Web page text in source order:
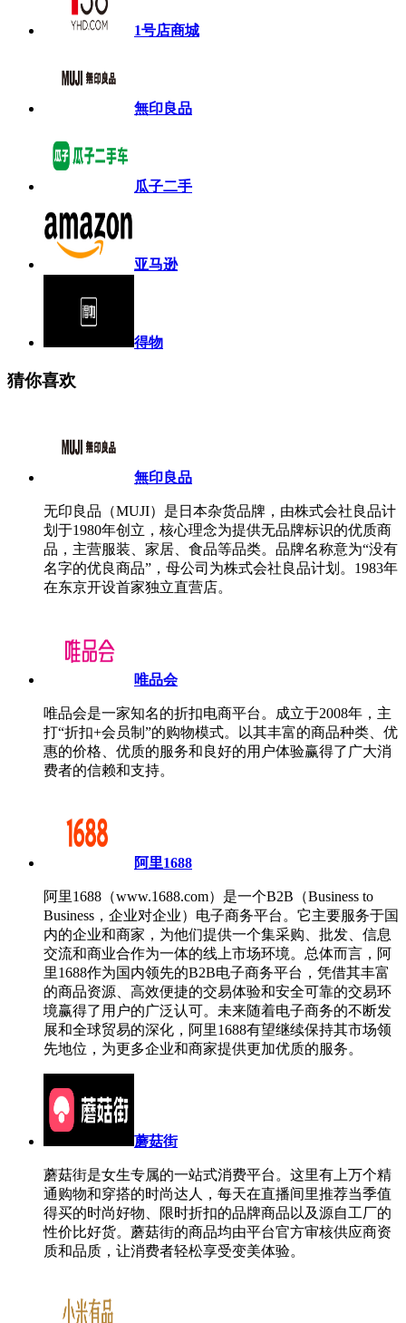
1号店商城
無印良品
瓜子二手
亚马逊
得物
猜你喜欢
無印良品
无印良品（MUJI）是日本杂货品牌，由株式会社良品计
划于1980年创立，核心理念为提供无品牌标识的优质商
品，主营服装、家居、食品等品类。品牌名称意为“没有
名字的优良商品”，母公司为株式会社良品计划。1983年
在东京开设首家独立直营店。
唯品会
唯品会是一家知名的折扣电商平台。成立于2008年，主
打“折扣+会员制”的购物模式。以其丰富的商品种类、优
惠的价格、优质的服务和良好的用户体验赢得了广大消
费者的信赖和支持。
阿里1688
阿里1688（www.1688.com）是一个B2B（Business to
Business，企业对企业）电子商务平台。它主要服务于国
内的企业和商家，为他们提供一个集采购、批发、信息
交流和商业合作为一体的线上市场环境。总体而言，阿
里1688作为国内领先的B2B电子商务平台，凭借其丰富
的商品资源、高效便捷的交易体验和安全可靠的交易环
境赢得了用户的广泛认可。未来随着电子商务的不断发
展和全球贸易的深化，阿里1688有望继续保持其市场领
先地位，为更多企业和商家提供更加优质的服务。
蘑菇街
蘑菇街是女生专属的一站式消费平台。这里有上万个精
通购物和穿搭的时尚达人，每天在直播间里推荐当季值
得买的时尚好物、限时折扣的品牌商品以及源自工厂的
性价比好货。蘑菇街的商品均由平台官方审核供应商资
质和品质，让消费者轻松享受变美体验。